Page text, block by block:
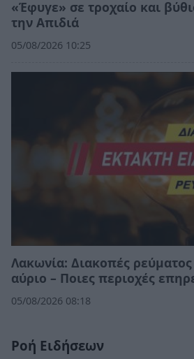
«Έφυγε» σε τροχαίο και
την Απιδιά
05/08/2026 10:25
Λακωνία: Διακοπές
αύριο – Ποιες περιοχές
05/08/2026 08:18
Ροή Ειδήσεων